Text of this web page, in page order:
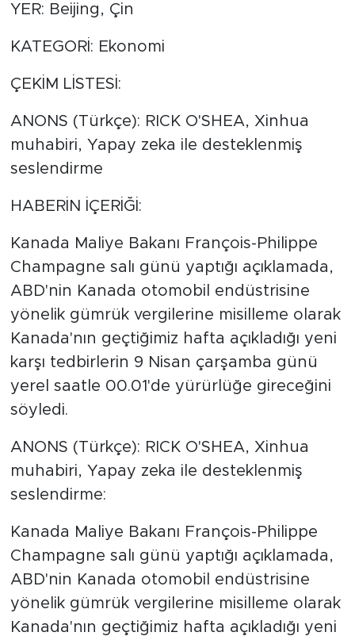
YER: Beijing, Çin
KATEGORİ: Ekonomi
ÇEKİM LİSTESİ:
ANONS (Türkçe): RICK O'SHEA, Xinhua
muhabiri, Yapay zeka ile desteklenmiş
seslendirme
HABERİN İÇERİĞİ:
Kanada Maliye Bakanı François-Philippe
Champagne salı günü yaptığı açıklamada,
ABD'nin Kanada otomobil endüstrisine
yönelik gümrük vergilerine misilleme olarak
Kanada'nın geçtiğimiz hafta açıkladığı yeni
karşı tedbirlerin 9 Nisan çarşamba günü
yerel saatle 00.01'de yürürlüğe gireceğini
söyledi.
ANONS (Türkçe): RICK O'SHEA, Xinhua
muhabiri, Yapay zeka ile desteklenmiş
seslendirme:
Kanada Maliye Bakanı François-Philippe
Champagne salı günü yaptığı açıklamada,
ABD'nin Kanada otomobil endüstrisine
yönelik gümrük vergilerine misilleme olarak
Kanada'nın geçtiğimiz hafta açıkladığı yeni